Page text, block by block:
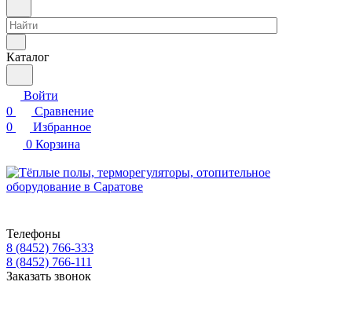
Каталог
Войти
0
Сравнение
0
Избранное
0 Корзина
Телефоны
8 (8452) 766-333
8 (8452) 766-111
Заказать звонок